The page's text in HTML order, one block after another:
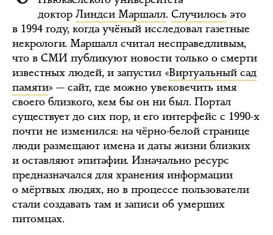
доктор Линдси Маршалл. Случилось это
в 1994 году, когда учёный исследовал газетные
некрологи. Маршалл считал несправедливым,
что в СМИ публикуют новости только о смерти
известных людей, и запустил «Виртуальный сад
памяти» — сайт, где можно увековечить имя
своего близкого, кем бы он ни был. Портал
существует до сих пор, и его интерфейс с 1990-х
почти не изменился: на чёрно-белой странице
люди размещают имена и даты жизни близких
и оставляют эпитафии. Изначально ресурс
предназначался для хранения информации
о мёртвых людях, но в процессе пользователи
стали создавать там и записи об умерших
питомцах.